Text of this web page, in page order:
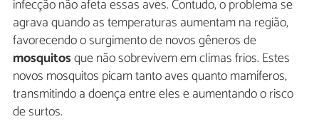
infecção não afeta essas aves. Contudo, o problema se
agrava quando as temperaturas aumentam na região,
favorecendo o surgimento de novos gêneros de
mosquitosque não sobrevivem em climas frios. Estes
novos mosquitos picam tanto aves quanto mamíferos,
transmitindo a doença entre eles e aumentando o risco
de surtos.